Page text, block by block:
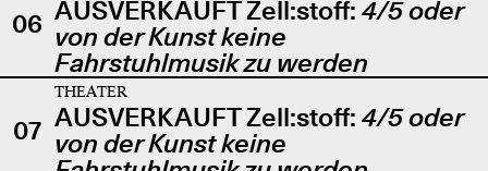
06 AUSVERKAUFT Zell:stoff: 4/5 oder
von der Kunst keine
Fahrstuhlmusik zu werden
07
THEATER
AUSVERKAUFT Zell:stoff: 4/5 oder
von der Kunst keine